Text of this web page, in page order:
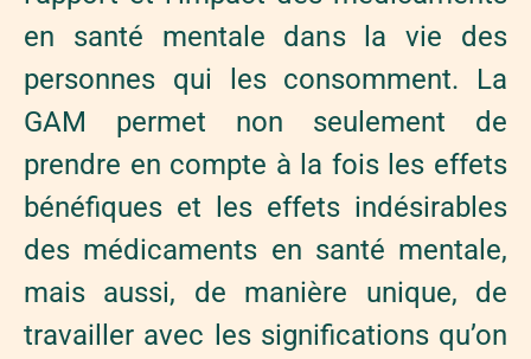
en santé mentale dans la vie des
personnes qui les consomment. La
GAM permet non seulement de
prendre en compte à la fois les effets
bénéfiques et les effets indésirables
des médicaments en santé mentale,
mais aussi, de manière unique, de
travailler avec les significations qu’on